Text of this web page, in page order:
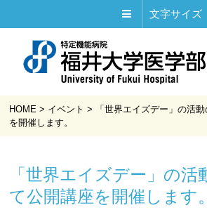
文字サイズ
HOME > イベント >
「世界エイズデー」の活
を開催します。
「世界エイズデー」の活
て公開講座を開催します。